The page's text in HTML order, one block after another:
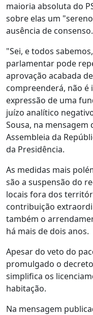
maioria absoluta do
sobre elas um
ausência de consenso.
"Sei, e todos
parlamentar pode
aprovação acabada
compreenderá, não é
expressão de uma
juízo analítico
Sousa, na
Assembleia da
da Presidência.
As medidas mais
são a suspensão do
locais fora dos
contribuição
também o
há mais de dois anos.
Apesar do veto do
promulgado o
simplifica os
habitação.
Na mensagem